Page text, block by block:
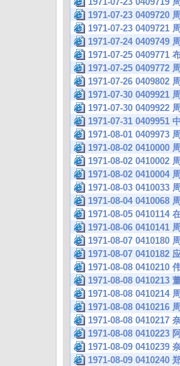
1971-07-23 0409720
1971-07-23 0409721
1971-07-24 0409749
1971-07-25 0409771
1971-07-25 0409772
1971-07-26 0409802
1971-07-30 0409921
1971-07-30 0409922
1971-07-31 0409951
1971-08-01 0409973
1971-08-02 0410000
1971-08-02 0410002
1971-08-02 0410004
1971-08-03 0410033
1971-08-04 0410068
1971-08-05 0410114
1971-08-06 0410141
1971-08-07 0410180
1971-08-07 0410182
1971-08-08 0410210
1971-08-08 0410213
1971-08-08 0410214
1971-08-08 0410216
1971-08-08 0410217
1971-08-08 0410223
1971-08-09 0410239
1971-08-09 0410240